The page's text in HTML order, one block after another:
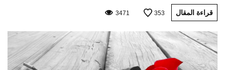
قراءة المقال 353
3471